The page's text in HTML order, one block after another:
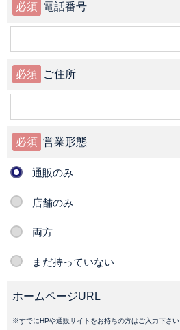
必須 電話番号
必須 ご住所
必須 営業形態
通販のみ
店舗のみ
両方
まだ持っていない
ホームページURL
※すでにHPや通販サイトをお持ちの方はご入力下さい